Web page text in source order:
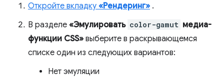
Откройте вкладку «Рендеринг» .
В разделе «Эмулировать color-gamut медиа-
функции CSS» выберите в раскрывающемся
списке один из следующих вариантов:
Нет эмуляции